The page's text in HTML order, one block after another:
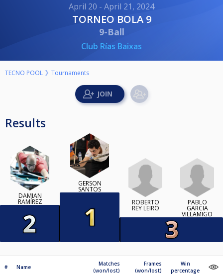
April 20 - April 21, 2024
TORNEO BOLA 9
9-Ball
Club Rías Baixas
TECNO POOL Tournaments
Results
DAMIÁN
RAMÍREZ
GERSON
SANTOS
ROBERTO
REY LEIRO
PABLO
GARCIA
VILLAMIGO
# Name
Matches
(won/lost)
Frames
(won/lost)
Win
percentage